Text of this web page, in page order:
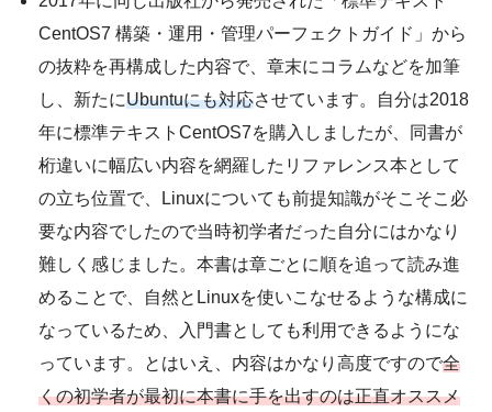
CentOS7 構築・運用・管理パーフェクトガイド」から
の抜粋を再構成した内容で、章末にコラムなどを加筆
し、新たにUbuntuにも対応させています。自分は2018
年に標準テキストCentOS7を購入しましたが、同書が
桁違いに幅広い内容を網羅したリファレンス本として
の立ち位置で、Linuxについても前提知識がそこそこ必
要な内容でしたので当時初学者だった自分にはかなり
難しく感じました。本書は章ごとに順を追って読み進
めることで、自然とLinuxを使いこなせるような構成に
なっているため、入門書としても利用できるようにな
っています。とはいえ、内容はかなり高度ですので全
くの初学者が最初に本書に手を出すのは正直オススメ